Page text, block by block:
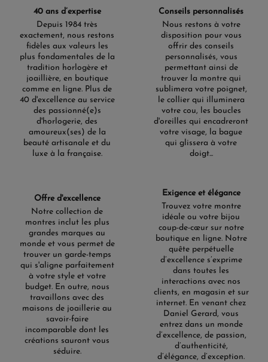
40 ans d’expertise
Depuis 1984 très
exactement, nous restons
fidèles aux valeurs les
plus fondamentales de la
tradition horlogère et
joaillière, en boutique
comme en ligne. Plus de
40 d'excellence au service
des passionné(e)s
d'horlogerie, des
amoureux(ses) de la
beauté artisanale et du
luxe à la française.
Conseils personnalisés
Nous restons à votre
disposition pour vous
offrir des conseils
personnalisés, vous
permettant ainsi de
trouver la montre qui
sublimera votre poignet,
le collier qui illuminera
votre cou, les boucles
d'oreilles qui encadreront
votre visage, la bague
qui glissera à votre
doigt...
Offre d'excellence
Notre collection de
montres inclut les plus
grandes marques au
monde et vous permet de
trouver un garde-temps
qui s'aligne parfaitement
à votre style et votre
budget. En outre, nous
travaillons avec des
maisons de joaillerie au
savoir-faire
incomparable dont les
créations sauront vous
séduire.
Exigence et élégance
Trouvez votre montre
idéale ou votre bijou
coup-de-cœur sur notre
boutique en ligne. Notre
quête perpétuelle
d’excellence s’exprime
dans toutes les
interactions avec nos
clients, en magasin et sur
internet. En venant chez
Daniel Gerard, vous
entrez dans un monde
d’excellence, de passion,
d’authenticité,
d’élégance, d’exception.